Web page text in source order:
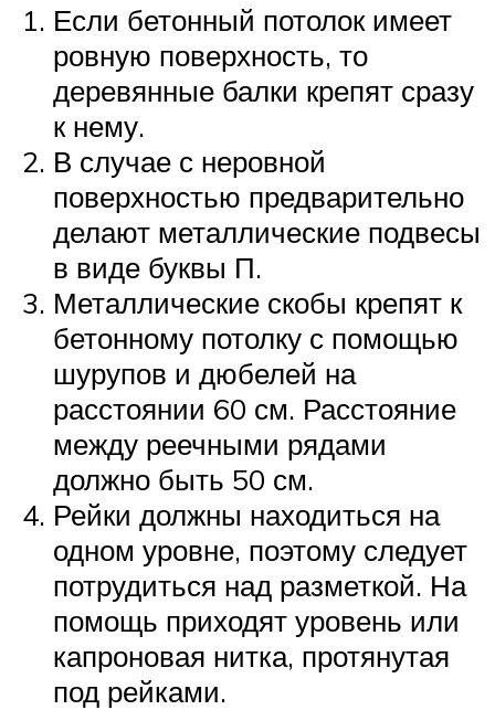
Если бетонный потолок имеет
ровную поверхность, то
деревянные балки крепят сразу
к нему.
В случае с неровной
поверхностью предварительно
делают металлические подвесы
в виде буквы П.
Металлические скобы крепят к
бетонному потолку с помощью
шурупов и дюбелей на
расстоянии 60 см. Расстояние
между реечными рядами
должно быть 50 см.
Рейки должны находиться на
одном уровне, поэтому следует
потрудиться над разметкой. На
помощь приходят уровень или
капроновая нитка, протянутая
под рейками.